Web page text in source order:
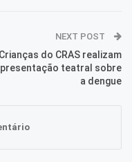
NEXT POST
Crianças do CRAS realizam
teatral sobre
a dengue